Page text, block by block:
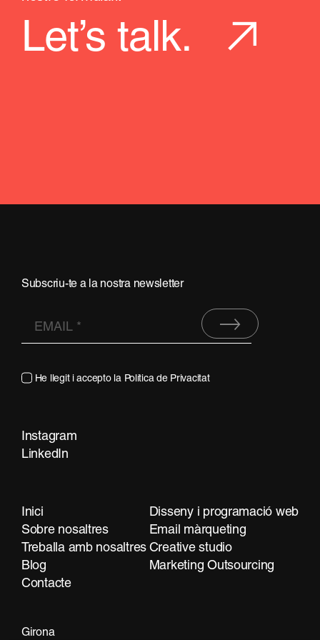
Let’s talk.
Subscriu-te a la nostra newsletter
He llegit i accepto la Política de Privacitat
Instagram
LinkedIn
Inici
Sobre nosaltres
Treballa amb nosaltres
Blog
Contacte
Disseny i programació web
Email màrqueting
Creative studio
Marketing Outsourcing
Girona